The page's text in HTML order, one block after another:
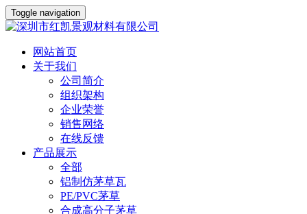
Toggle navigation
网站首页
关于我们
公司简介
组织架构
企业荣誉
销售网络
在线反馈
产品展示
全部
铝制仿茅草瓦
PE/PVC茅草
合成高分子茅草